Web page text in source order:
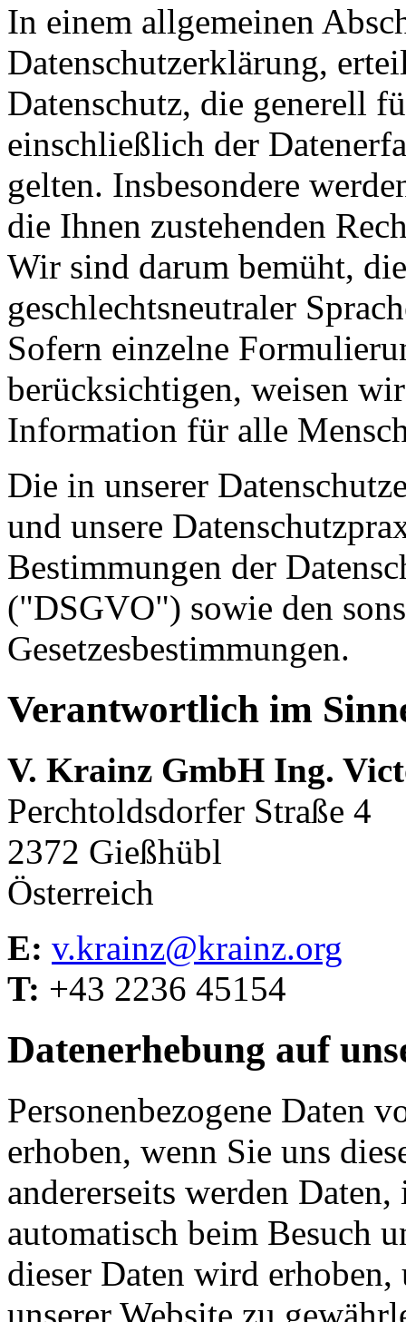
In einem allgemeinen
Datenschutzerklärung,
Datenschutz, die generell
einschließlich der
gelten. Insbesondere
die Ihnen zustehenden
Wir sind darum bemüht,
geschlechtsneutraler
Sofern einzelne
berücksichtigen, weisen
Information für alle
Die in unserer
und unsere
Bestimmungen der
("DSGVO") sowie den
Gesetzesbestimmungen.
Verantwortlich im
V. Krainz GmbH Ing.
Perchtoldsdorfer Straße 4
2372 Gießhübl
Österreich
E: v.krainz@krainz.org
T: +43 2236 45154
Datenerhebung auf
Personenbezogene Daten
erhoben, wenn Sie uns
andererseits werden
automatisch beim Besuch
dieser Daten wird
unserer Website zu